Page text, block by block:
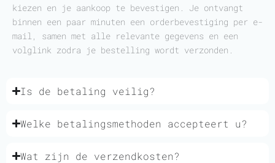
kiezen en je aankoop te bevestigen. Je ontvangt
binnen een paar minuten een orderbevestiging per e-
mail, samen met alle relevante gegevens en een
volglink zodra je bestelling wordt verzonden.
Is de betaling veilig?
Welke betalingsmethoden accepteert u?
Wat zijn de verzendkosten?